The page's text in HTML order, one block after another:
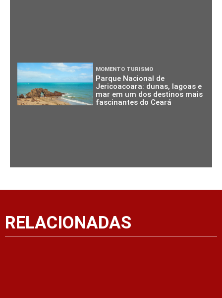
MOMENTO TURISMO
Parque Nacional de
Jericoacoara: dunas, lagoas e
mar em um dos destinos mais
fascinantes do Ceará
RELACIONADAS